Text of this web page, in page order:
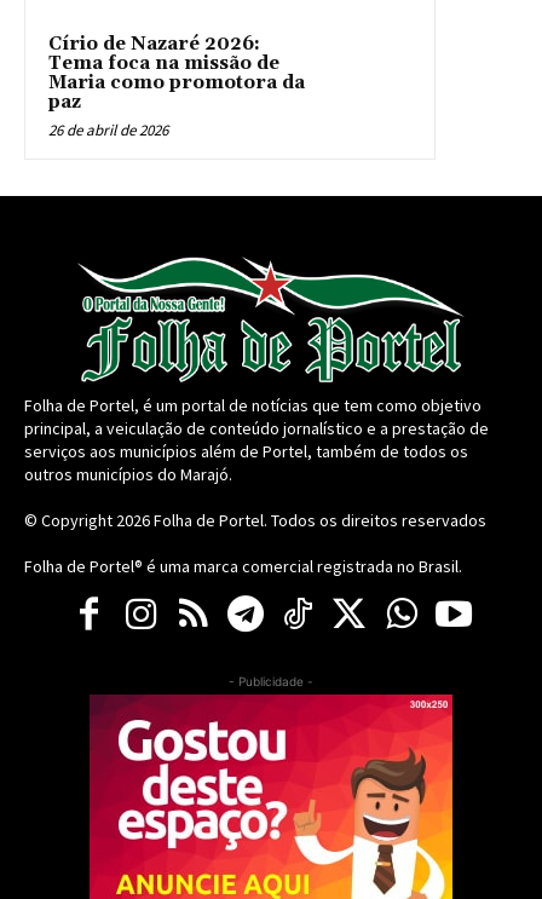
Círio de Nazaré 2026:
Tema foca na missão de
Maria como promotora da
paz
26 de abril de 2026
Folha de Portel, é um portal de notícias que tem como objetivo
principal, a veiculação de conteúdo jornalístico e a prestação de
serviços aos municípios além de Portel, também de todos os
outros municípios do Marajó.
© Copyright 2026Folha de Portel. Todos os direitos reservados
Folha de Portel® é uma marca comercial registrada no Brasil.
- Publicidade -